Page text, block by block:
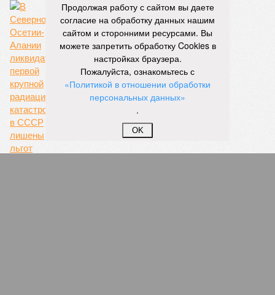
Забытые историей
Продолжая работу с сайтом вы даете
согласие на обработку данных нашим
сайтом и сторонними ресурсами. Вы
можете запретить обработку Cookies в
настройках браузера.
Пожалуйста, ознакомьтесь с
«Политикой в отношении обработки
персональных данных»
.
OK